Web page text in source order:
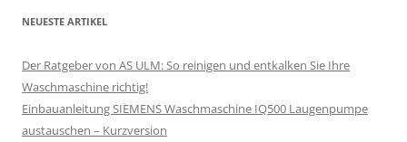
NEUESTE ARTIKEL
Der Ratgeber von AS ULM: So reinigen und entkalken Sie Ihre
Waschmaschine richtig!
Einbauanleitung SIEMENS Waschmaschine IQ500 Laugenpumpe
austauschen – Kurzversion